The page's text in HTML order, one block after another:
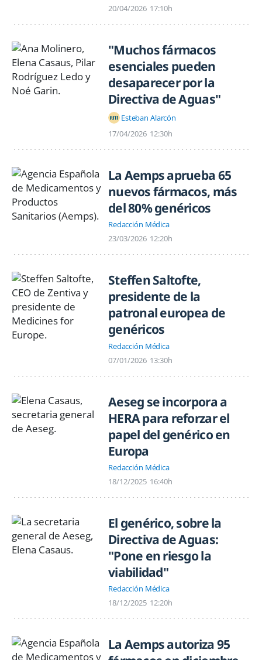
20/04/2026 17:10h
"Muchos fármacos
esenciales pueden
desaparecer por la
Directiva de Aguas"
Esteban Alarcón
17/04/2026 12:30h
La Aemps aprueba 65
nuevos fármacos, más
del 80% genéricos
Redacción Médica
23/03/2026 12:20h
Steffen Saltofte,
presidente de la
patronal europea de
genéricos
Redacción Médica
07/01/2026 13:30h
Aeseg se incorpora a
HERA para reforzar el
papel del genérico en
Europa
Redacción Médica
18/12/2025 16:40h
El genérico, sobre la
Directiva de Aguas:
"Pone en riesgo la
viabilidad"
Redacción Médica
18/12/2025 12:20h
La Aemps autoriza 95